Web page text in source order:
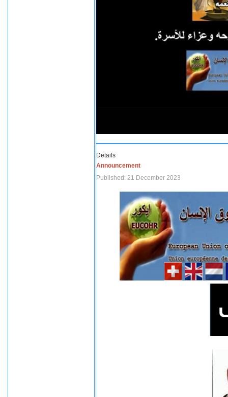
Details
Announcement
Published: 21 December 2023